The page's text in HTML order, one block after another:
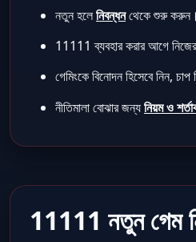
নতুন হলেনিবন্ধনথেকে শুরু করুন।
11111 ব্যবহার করার আগে
গেমিংকে বিনোদন হিসেবে নিন, চাপ
নীতিমালা বোঝার জন্যনিয়ম ও
11111 নতুন গেম